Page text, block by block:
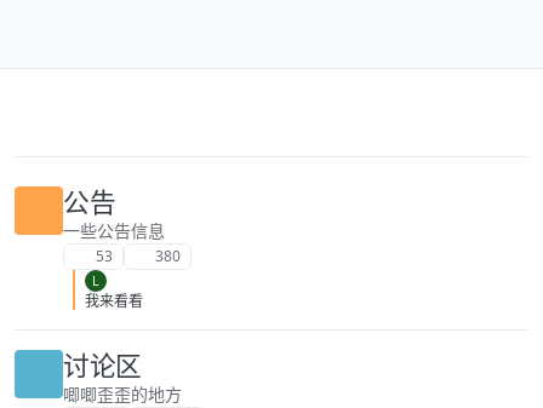
公告
一些公告信息
53 380
L
我来看看
讨论区
唧唧歪歪的地方